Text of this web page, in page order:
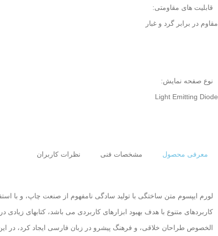
قابلیت های مقاومتی:
مقاوم در برابر گرد و غبار
نوع صفحه نمایش:
Light Emitting Diode
معرفی محصول مشخصات فنی نظرات کاربران
لورم ایپسوم متن ساختگی با تولید سادگی نامفهوم از صنعت چاپ، و با
کاربردهای متنوع با هدف بهبود ابزارهای کاربردی می باشد، کتابهای
الخصوص طراحان خلاقی، و فرهنگ پیشرو در زبان فارسی ایجاد کرد، در